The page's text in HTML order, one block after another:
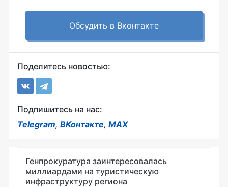
Обсудить в Вконтакте
Поделитесь новостью:
Подпишитесь на нас:
Telegram, ВКонтакте, MAX
Генпрокуратура заинтересовалась
миллиардами на туристическую
инфраструктуру региона